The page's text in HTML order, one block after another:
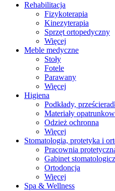
Rehabilitacja
Fizykoterapia
Kinezyterapia
Sprzęt ortopedyczny
Więcej
Meble medyczne
Stoły
Fotele
Parawany
Więcej
Higiena
Podkłady,
Materiały
Odzież ochronna
Więcej
Stomatologia, protetyka i
Pracownia
Gabinet
Ortodoncja
Więcej
Spa & Wellness